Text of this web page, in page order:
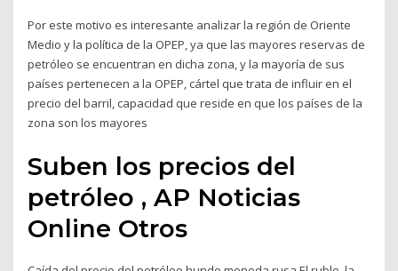
Por este motivo es interesante analizar la región de Oriente
Medio y la política de la OPEP, ya que las mayores reservas de
petróleo se encuentran en dicha zona, y la mayoría de sus
países pertenecen a la OPEP, cártel que trata de influir en el
precio del barril, capacidad que reside en que los países de la
zona son los mayores
Suben los precios del
petróleo , AP Noticias
Online Otros